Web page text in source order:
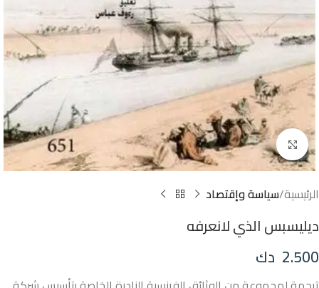
Click to enlarge
الرئيسية سياسة وإقتصاد
ديليسبس الذي لانعرفه
2.500 دك